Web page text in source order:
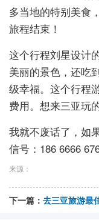
多当地的特别美食
旅程结束！
这个行程刘星设计
美丽的景色，还吃
级幸福。这个行程
费用。想来三亚玩
我就不废话了，如
信号：186 6666
来源：
下一篇： 去三亚旅游最